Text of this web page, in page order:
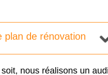
plan de rénovation
nous réalisons un